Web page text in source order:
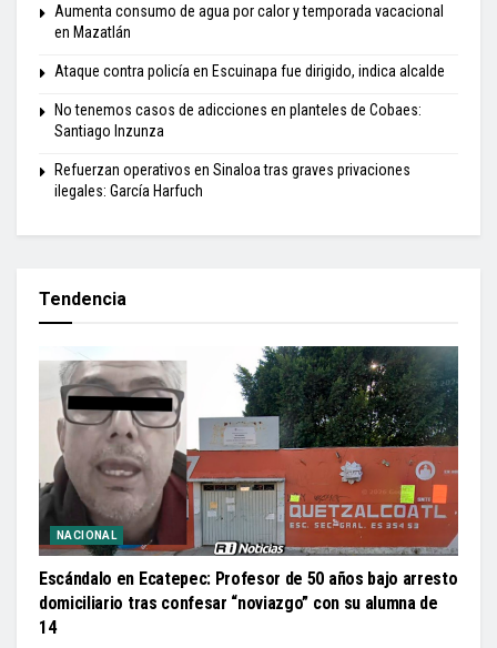
Aumenta consumo de agua por calor y temporada vacacional
en Mazatlán
Ataque contra policía en Escuinapa fue dirigido, indica alcalde
No tenemos casos de adicciones en planteles de Cobaes:
Santiago Inzunza
Refuerzan operativos en Sinaloa tras graves privaciones
ilegales: García Harfuch
Tendencia
NACIONAL
Escándalo en Ecatepec: Profesor de 50 años bajo arresto
domiciliario tras confesar “noviazgo” con su alumna de
14